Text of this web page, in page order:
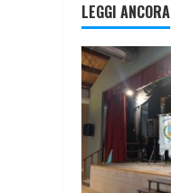
LEGGI ANCORA